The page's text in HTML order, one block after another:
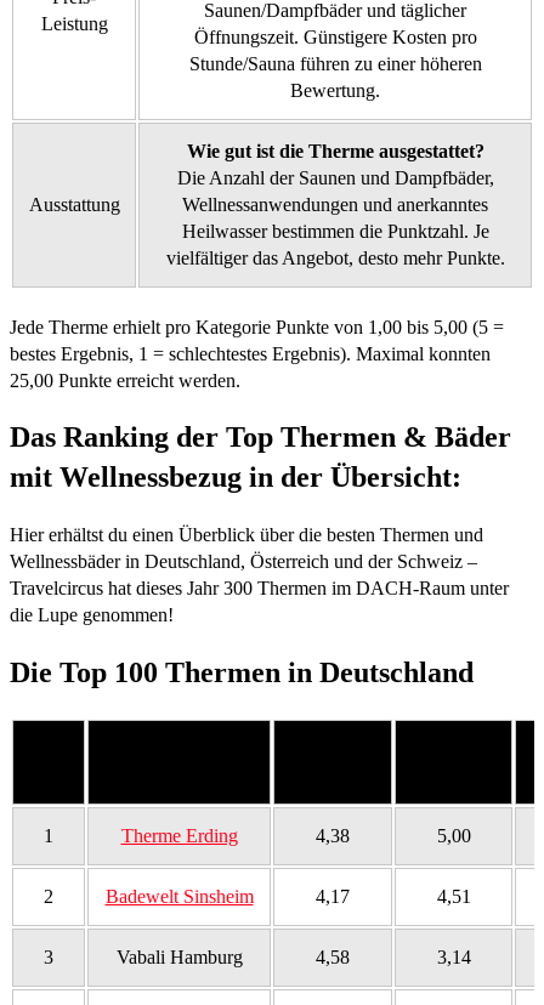
Leistung
Saunen/Dampfbäder und täglicher
Öffnungszeit. Günstigere Kosten pro
Stunde/Sauna führen zu einer höheren
Bewertung.
Ausstattung
Wie gut ist die Therme ausgestattet?
Die Anzahl der Saunen und Dampfbäder,
Wellnessanwendungen und anerkanntes
Heilwasser bestimmen die Punktzahl. Je
vielfältiger das Angebot, desto mehr Punkte.
Jede Therme erhielt pro Kategorie Punkte von 1,00 bis 5,00 (5 =
bestes Ergebnis, 1 = schlechtestes Ergebnis). Maximal konnten
25,00 Punkte erreicht werden.
Das Ranking der Top Thermen & Bäder
mit Wellnessbezug in der Übersicht:
Hier erhältst du einen Überblick über die besten Thermen und
Wellnessbäder in Deutschland, Österreich und der Schweiz –
Travelcircus hat dieses Jahr 300 Thermen im DACH-Raum unter
die Lupe genommen!
Die Top 100 Thermen in Deutschland
1 Therme Erding 4,38 5,00
2 Badewelt Sinsheim 4,17 4,51
3 Vabali Hamburg 4,58 3,14